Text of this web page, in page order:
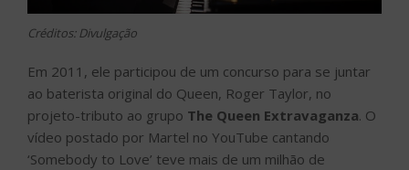
Créditos: Divulgação
Em 2011, ele participou de um concurso para se juntar
ao baterista original do Queen, Roger Taylor, no
projeto-tributo ao grupo The Queen Extravaganza. O
vídeo postado por Martel no YouTube cantando
‘Somebody to Love’ teve mais de um milhão de